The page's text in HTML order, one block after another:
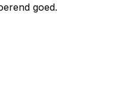
goed.